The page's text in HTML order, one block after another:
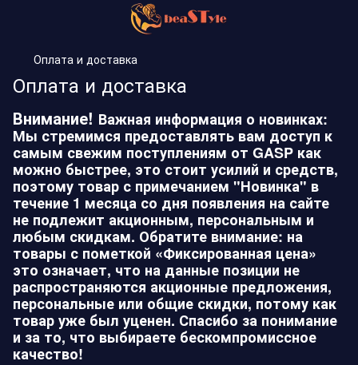
Оплата и доставка
Оплата и доставка
Внимание! Важная информация о новинках:
Мы стремимся предоставлять вам доступ к
самым свежим поступлениям от GASP как
можно быстрее, это стоит усилий и средств,
поэтому товар с примечанием "Новинка" в
течение 1 месяца со дня появления на сайте
не подлежит акционным, персональным и
любым скидкам. Обратите внимание: на
товары с пометкой «Фиксированная цена»
это означает, что на данные позиции не
распространяются акционные предложения,
персональные или общие скидки, потому как
товар уже был уценен. Спасибо за понимание
и за то, что выбираете бескомпромиссное
качество!